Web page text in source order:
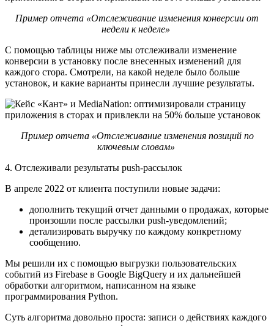
Пример отчета «Отслеживание изменения конверсии от
недели к неделе»‎
С помощью таблицы ниже мы отслеживали изменение
конверсии в установку после внесенных изменений для
каждого стора. Смотрели, на какой неделе было больше
установок, и какие варианты принесли лучшие результаты.
Пример отчета «Отслеживание изменения позиций по
ключевым словам»
4. Отслеживали результаты push-рассылок
В апреле 2022 от клиента поступили новые задачи:
дополнить текущий отчет данными о продажах, которые
произошли после рассылки push-уведомлений;
детализировать выручку по каждому конкретному
сообщению.
Мы решили их с помощью выгрузки пользовательских
событий из Firebase в Google BigQuery и их дальнейшей
обработки алгоритмом, написанном на языке
программирования Python.
Суть алгоритма довольно проста: записи о действиях каждого